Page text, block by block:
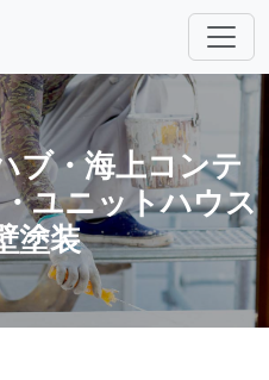
ブ・海上コンテ
ユニットハウス
塗装